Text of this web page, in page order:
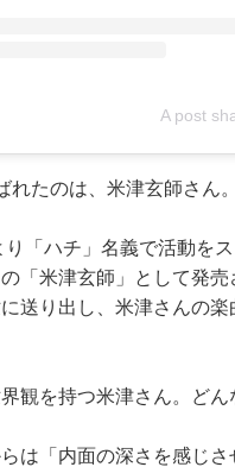
A post
れたのは、米津玄師さん。
り「ハチ」名義で活動を
「米津玄師」として発
に送り出し、米津さんの
観を持つ米津さん。ど
は「内面の深さを感じ